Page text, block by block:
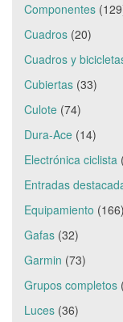
Componentes
Cuadros (20)
Cuadros y
Cubiertas (33)
Culote (74)
Dura-Ace (14)
Electrónica ciclista
Entradas
Equipamiento (166)
Gafas (32)
Garmin (73)
Grupos completos
Luces (36)